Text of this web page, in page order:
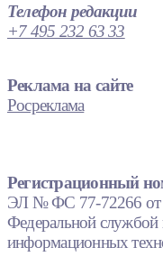
Телефон редакции
+7 495 232 63 33
Реклама на сайте
Росреклама
Регистрационный
ЭЛ № ФС 77-72266 от
Федеральной службой
информационных